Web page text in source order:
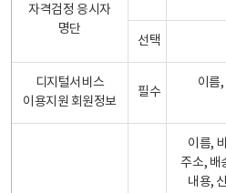
자격검정 응시자
명단
선택
디지털서비스
이용지원 회원정보
필수
이름
이름,
주소, 배
내용,